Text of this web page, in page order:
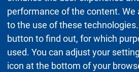
performance of the content. We
to the use of these
button to find out, for which
used. You can adjust your
icon at the bottom of your